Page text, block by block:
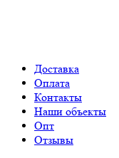
Доставка
Оплата
Контакты
Наши объекты
Опт
Отзывы